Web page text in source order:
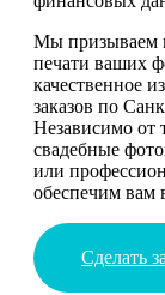
Мы призываем
печати ваших
качественное
заказов по
Независимо от
свадебные
или
обеспечим вам
Сделать